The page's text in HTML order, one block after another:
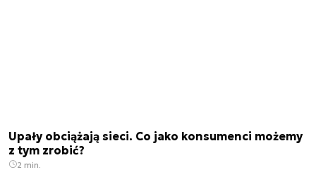
Upały obciążają sieci. Co jako konsumenci możemy
z tym zrobić?
2 min.